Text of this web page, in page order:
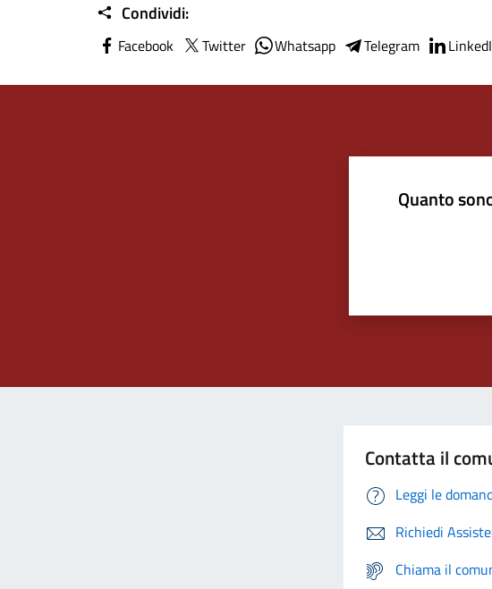
Condividi:
Facebook Twitter Whatsapp Telegram
Quanto
Contatta il
Leggi le
Richiedi
Chiama il